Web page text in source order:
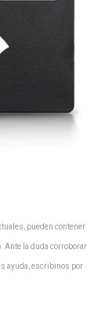
pueden contener
la duda corroborar
ayuda, escribinos por